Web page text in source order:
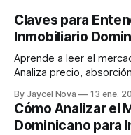
Claves para
Inmobiliario
Aprende a leer el
Analiza precio,
By Jaycel Nova 13 ene.
Cómo Analizar el
Dominicano para